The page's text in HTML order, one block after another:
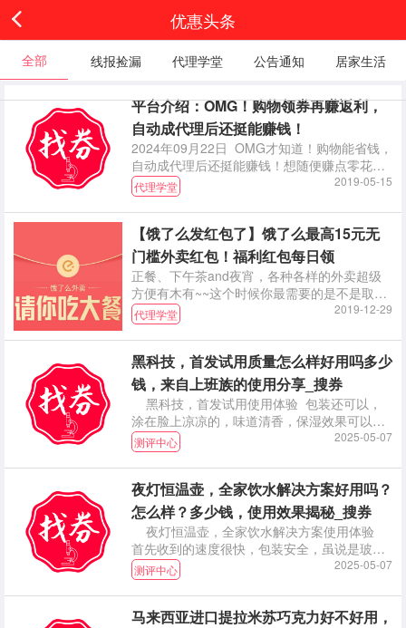
优惠头条
全部 线报捡漏 代理学堂 公告通知 居家生活
平台介绍：OMG！购物领券再赚返利，
自动成代理后还挺能赚钱！
2024年09月22日 OMG才知道！购物能省钱，
自动成代理后还挺能赚钱！想随便赚点零花钱
没想到终于找到了靠谱的平台！！！平台教程
之角色篇
代理学堂 2019-05-15
【饿了么发红包了】饿了么最高15元无
门槛外卖红包！福利红包每日领
正餐、下午茶and夜宵，各种各样的外卖超级
方便有木有~~这个时候你最需要的是不是取之
不尽用之不竭的外卖红包？ 所以敲重点！！本
小编今天就直接、简单、干
代理学堂 2019-12-29
黑科技，首发试用质量怎么样好用吗多少
钱，来自上班族的使用分享_搜券
黑科技，首发试用使用体验 包装还可以，
涂在脸上凉凉的，味道清香，保湿效果可以。
坚持使用。
测评中心 2025-05-07
夜灯恒温壶，全家饮水解决方案好用吗？
怎么样？多少钱，使用效果揭秘_搜券
夜灯恒温壶，全家饮水解决方案使用体验
首先收到的速度很快，包装安全，虽说是玻璃
杯但一点也无
测评中心 2025-05-07
马来西亚进口提拉米苏巧克力好不好用，